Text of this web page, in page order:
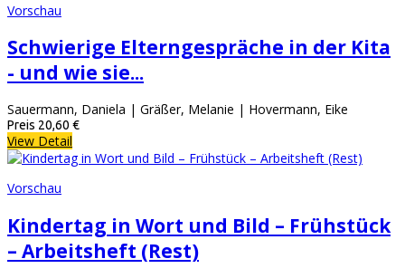
Vorschau
Schwierige Elterngespräche in der Kita
- und wie sie...
Sauermann, Daniela | Gräßer, Melanie | Hovermann, Eike
Preis 20,60 €
View Detail
Vorschau
Kindertag in Wort und Bild – Frühstück
– Arbeitsheft (Rest)